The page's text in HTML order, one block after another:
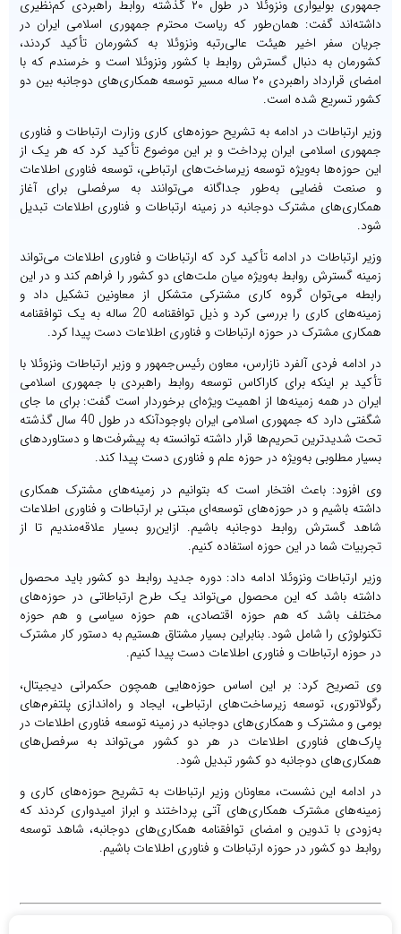
جمهوری بولیواری ونزوئلا در طول ۲۰ گذشته روابط راهبردی کم‌نظیری
داشته‌اند گفت: همان‌طور که ریاست محترم جمهوری اسلامی ایران در
جریان سفر اخیر هیئت عالی‌رتبه ونزوئلا به کشورمان تأکید کردند،
کشورمان به دنبال گسترش روابط با کشور ونزوئلا است و خرسندم که با
امضای قرارداد راهبردی ۲۰ ساله مسیر توسعه همکاری‌های دوجانبه بین دو
کشور تسریع شده است.
وزیر ارتباطات در ادامه به تشریح حوزه‌های کاری وزارت ارتباطات و فناوری
جمهوری اسلامی ایران پرداخت و بر این موضوع تأکید کرد که هر یک از
این حوزه‌ها به‌ویژه توسعه زیرساخت‌های ارتباطی، توسعه فناوری اطلاعات
و صنعت فضایی به‌طور جداگانه می‌توانند به سرفصلی برای آغاز
همکاری‌های مشترک دوجانبه در زمینه ارتباطات و فناوری اطلاعات تبدیل
شود.
وزیر ارتباطات در ادامه تأکید کرد که ارتباطات و فناوری اطلاعات می‌تواند
زمینه گسترش روابط به‌ویژه میان ملت‌های دو کشور را فراهم کند و در این
رابطه می‌توان گروه کاری مشترکی متشکل از معاونین تشکیل داد و
زمینه‌های کاری را بررسی کرد و ذیل توافقنامه 20 ساله به یک توافقنامه
همکاری مشترک در حوزه ارتباطات و فناوری اطلاعات دست پیدا کرد.
در ادامه فردی آلفرد نازارس، معاون رئیس‌جمهور و وزیر ارتباطات ونزوئلا با
تأکید بر اینکه برای کاراکاس توسعه روابط راهبردی با جمهوری اسلامی
ایران در همه زمینه‌ها از اهمیت ویژه‌ای برخوردار است گفت: برای ما جای
شگفتی دارد که جمهوری اسلامی ایران باوجودآنکه در طول 40 سال گذشته
تحت شدیدترین تحریم‌ها قرار داشته توانسته به پیشرفت‌ها و دستاوردهای
بسیار مطلوبی به‌ویژه در حوزه علم و فناوری دست پیدا کند.
وی افزود: باعث افتخار است که بتوانیم در زمینه‌های مشترک همکاری
داشته باشیم و در حوزه‌های توسعه‌ای مبتنی بر ارتباطات و فناوری اطلاعات
شاهد گسترش روابط دوجانبه باشیم. ازاین‌رو بسیار علاقه‌مندیم تا از
تجربیات شما در این حوزه استفاده کنیم.
وزیر ارتباطات ونزوئلا ادامه داد: دوره جدید روابط دو کشور باید محصول
داشته باشد که این محصول می‌تواند یک طرح ارتباطاتی در حوزه‌های
مختلف باشد که هم حوزه اقتصادی، هم حوزه سیاسی و هم حوزه
تکنولوژی را شامل شود. بنابراین بسیار مشتاق هستیم به دستور کار مشترک
در حوزه ارتباطات و فناوری اطلاعات دست پیدا کنیم.
وی تصریح کرد: بر این اساس حوزه‌هایی همچون حکمرانی دیجیتال،
رگولاتوری، توسعه زیرساخت‌های ارتباطی، ایجاد و راه‌اندازی پلتفرم‌های
بومی و مشترک و همکاری‌های دوجانبه در زمینه توسعه فناوری اطلاعات در
پارک‌های فناوری اطلاعات در هر دو کشور می‌تواند به سرفصل‌های
همکاری‌های دوجانبه دو کشور تبدیل شود.
در ادامه این نشست، معاونان وزیر ارتباطات به تشریح حوزه‌های کاری و
زمینه‌های مشترک همکاری‌های آتی پرداختند و ابراز امیدواری کردند که
به‌زودی با تدوین و امضای توافقنامه همکاری‌های دوجانبه، شاهد توسعه
روابط دو کشور در حوزه ارتباطات و فناوری اطلاعات باشیم.